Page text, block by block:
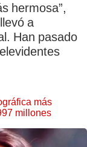
hermosa”,
a
Han pasado
más
millones